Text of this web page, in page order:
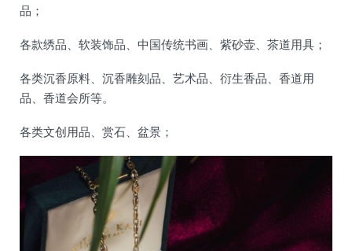
品；
各款绣品、软装饰品、中国传统书画、紫砂壶、茶道用具；
各类沉香原料、沉香雕刻品、艺术品、衍生香品、香道用
品、香道会所等。
各类文创用品、赏石、盆景；